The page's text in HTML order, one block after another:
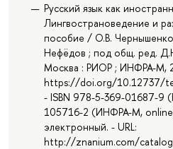
Русский язык как
Лингвострановедение и
пособие / О.В.
Нефёдов ; под общ. ред.
Москва : РИОР ; ИНФРА-М,
https://doi.org/10.12737/
- ISBN 978-5-369-01687-9
105716-2 (ИНФРА-М,
электронный. - URL:
http://znanium.com/